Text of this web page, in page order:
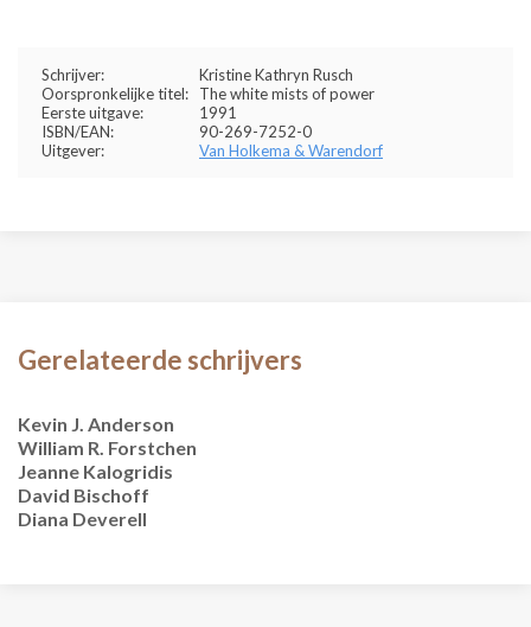
Schrijver:
Kristine Kathryn Rusch
Oorspronkelijke titel:
The white mists of power
Eerste uitgave:
1991
ISBN/EAN:
90-269-7252-0
Uitgever:
Van Holkema & Warendorf
Gerelateerde schrijvers
Kevin J. Anderson
William R. Forstchen
Jeanne Kalogridis
David Bischoff
Diana Deverell